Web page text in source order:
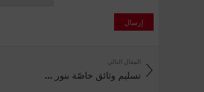
إرسال
المقال التالي
تسليم وثائق خاصّة بنور ...